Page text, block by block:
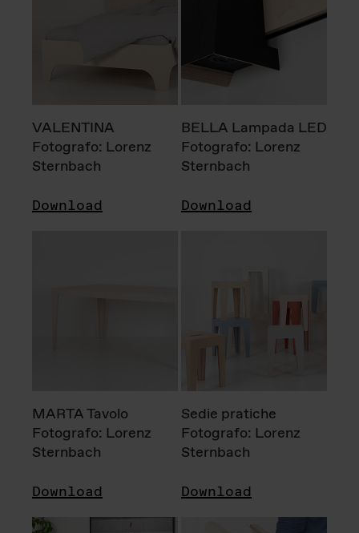
VALENTINA
Fotografo: Lorenz
Sternbach
Download
BELLA Lampada LED
Fotografo: Lorenz
Sternbach
Download
MARTA Tavolo
Fotografo: Lorenz
Sternbach
Download
Sedie pratiche
Fotografo: Lorenz
Sternbach
Download